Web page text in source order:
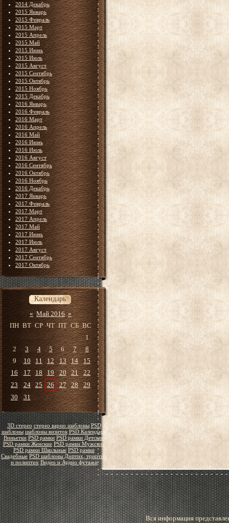
2014 Декабрь
2015 Январь
2015 Февраль
2015 Март
2015 Апрель
2015 Май
2015 Июнь
2015 Июль
2015 Август
2015 Сентябрь
2015 Октябрь
2015 Ноябрь
2015 Декабрь
2016 Январь
2016 Февраль
2016 Март
2016 Апрель
2016 Май
2016 Июнь
2016 Июль
2016 Август
2016 Сентябрь
2016 Октябрь
2016 Ноябрь
2016 Декабрь
2017 Январь
2017 Февраль
2017 Март
2017 Апрель
2017 Май
2017 Июнь
2017 Июль
2017 Август
2017 Сентябрь
2017 Октябрь
Календарь
« Май 2016 »
ПН ВТ СР ЧТ ПТ СБ ВС
1
2
3 4 5 6 7
8
9
10 11 12 13 14
15
16
17 18 19 20 21
22
23
24 25 26 27 28
29
30
31
3D стерео стерео варио шаблоны PSD
шаблоны шаблоны визиток PSD Календари
Виньетки PSD рамки PSD рамки Детские
PSD рамки Женские PSD рамки Мужские
PSD рамки Школьные PSD рамки
Свадебные PSD шаблоны Диптих, триптих
и полиптих Видео и Аудио футажи
Вся информация